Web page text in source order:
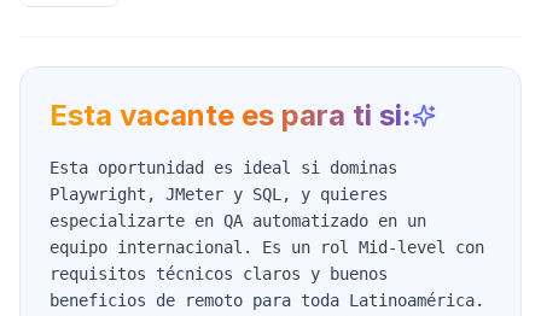
Esta vacante es para ti si:
Esta oportunidad es ideal si dominas
Playwright, JMeter y SQL, y quieres
especializarte en QA automatizado en un
equipo internacional. Es un rol Mid-level con
requisitos técnicos claros y buenos
beneficios de remoto para toda Latinoamérica.